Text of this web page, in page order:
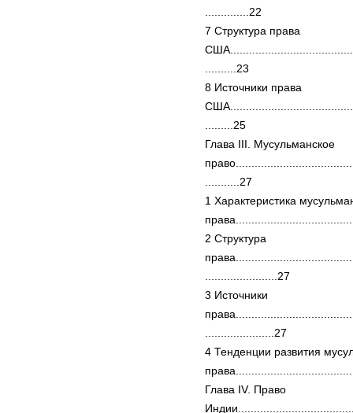
..............22
7 Структура права
..........23
8 Источники права
.........25
Глава III. Мусульманское
...........27
1 Характеристика
2 Структура
.......................27
3 Источники
......................27
4 Тенденции развития
Глава IV. Право